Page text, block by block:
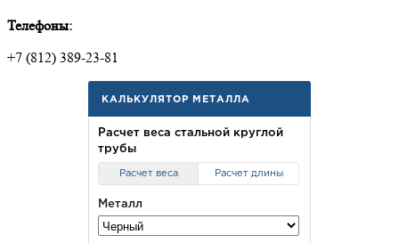
Телефоны:
+7 (812) 389-23-81